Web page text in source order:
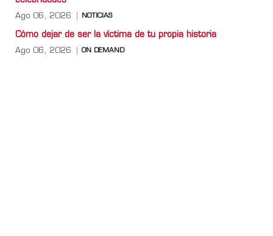
Ago 06, 2026 NOTICIAS
Cómo dejar de ser la víctima de tu propia historia
Ago 06, 2026 ON DEMAND